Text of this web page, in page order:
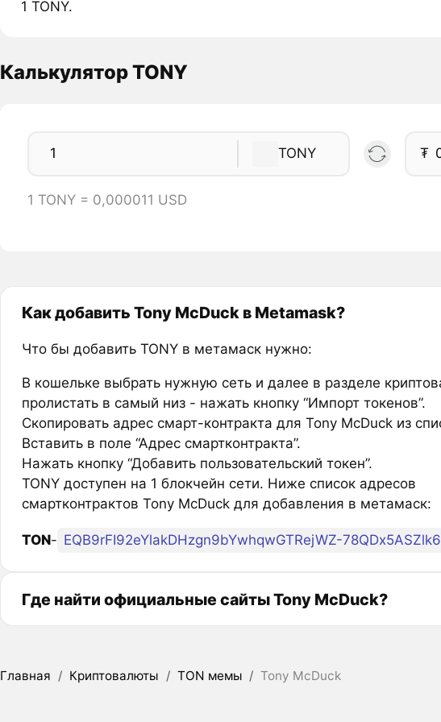
1 TONY.
Калькулятор TONY
TONY ₮
1 TONY = 0,000011 USD
Как добавить Tony McDuck в Metamask?
Что бы добавить TONY в метамаск нужно:
В кошельке выбрать нужную сеть и далее в разделе
пролистать в самый низ - нажать кнопку “Импорт токенов”.
Скопировать адрес смарт-контракта для Tony McDuck из
Вставить в поле “Адрес смартконтракта”.
Нажать кнопку “Добавить пользовательский токен”.
TONY доступен на 1 блокчейн сети. Ниже список адресов
смартконтрактов Tony McDuck для добавления в метамаск:
TON- EQB9rFI92eYlakDHzgn9bYwhqwGTRejWZ-
Где найти официальные сайты Tony McDuck?
Главная / Криптовалюты / TON мемы / Tony McDuck